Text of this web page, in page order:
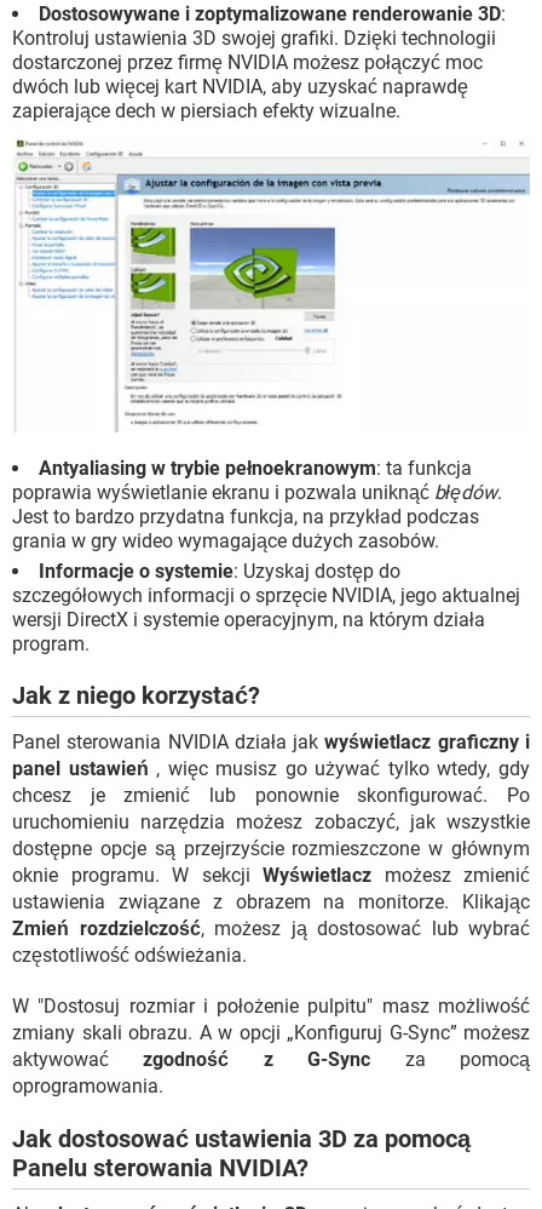
Dostosowywane i zoptymalizowane renderowanie 3D:
Kontroluj ustawienia 3D swojej grafiki. Dzięki technologii
dostarczonej przez firmę NVIDIA możesz połączyć moc
dwóch lub więcej kart NVIDIA, aby uzyskać naprawdę
zapierające dech w piersiach efekty wizualne.
Antyaliasing w trybie pełnoekranowym: ta funkcja
poprawia wyświetlanie ekranu i pozwala uniknąć błędów.
Jest to bardzo przydatna funkcja, na przykład podczas
grania w gry wideo wymagające dużych zasobów.
Informacje o systemie: Uzyskaj dostęp do
szczegółowych informacji o sprzęcie NVIDIA, jego aktualnej
wersji DirectX i systemie operacyjnym, na którym działa
program.
Jak z niego korzystać?
Panel sterowania NVIDIA działa jakwyświetlacz graficzny i
panel ustawień , więc musisz go używać tylko wtedy, gdy
chcesz je zmienić lub ponownie skonfigurować. Po
uruchomieniu narzędzia możesz zobaczyć, jak wszystkie
dostępne opcje są przejrzyście rozmieszczone w głównym
oknie programu. W sekcji Wyświetlacz możesz zmienić
ustawienia związane z obrazem na monitorze. Klikając
Zmień rozdzielczość, możesz ją dostosować lub wybrać
częstotliwość odświeżania.
W "Dostosuj rozmiar i położenie pulpitu" masz możliwość
zmiany skali obrazu. A w opcji „Konfiguruj G-Sync” możesz
aktywowaćzgodność z G-Sync za pomocą
oprogramowania.
Jak dostosować ustawienia 3D za pomocą
Panelu sterowania NVIDIA?